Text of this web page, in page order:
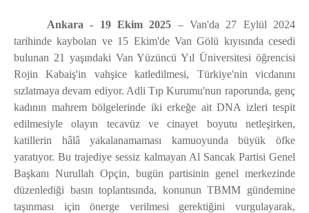
Ankara - 19 Ekim 2025 – Van'da 27 Eylül 2024
tarihinde kaybolan ve 15 Ekim'de Van Gölü kıyısında cesedi
bulunan 21 yaşındaki Van Yüzüncü Yıl Üniversitesi öğrencisi
Rojin Kabaiş'in vahşice katledilmesi, Türkiye'nin vicdanını
sızlatmaya devam ediyor. Adli Tıp Kurumu'nun raporunda, genç
kadının mahrem bölgelerinde iki erkeğe ait DNA izleri tespit
edilmesiyle olayın tecavüz ve cinayet boyutu netleşirken,
katillerin hâlâ yakalanamaması kamuoyunda büyük öfke
yaratıyor. Bu trajediye sessiz kalmayan Al Sancak Partisi Genel
Başkanı Nurullah Opçin, bugün partisinin genel merkezinde
düzenlediği basın toplantısında, konunun TBMM gündemine
taşınması için önerge verilmesi gerektiğini vurgulayarak,